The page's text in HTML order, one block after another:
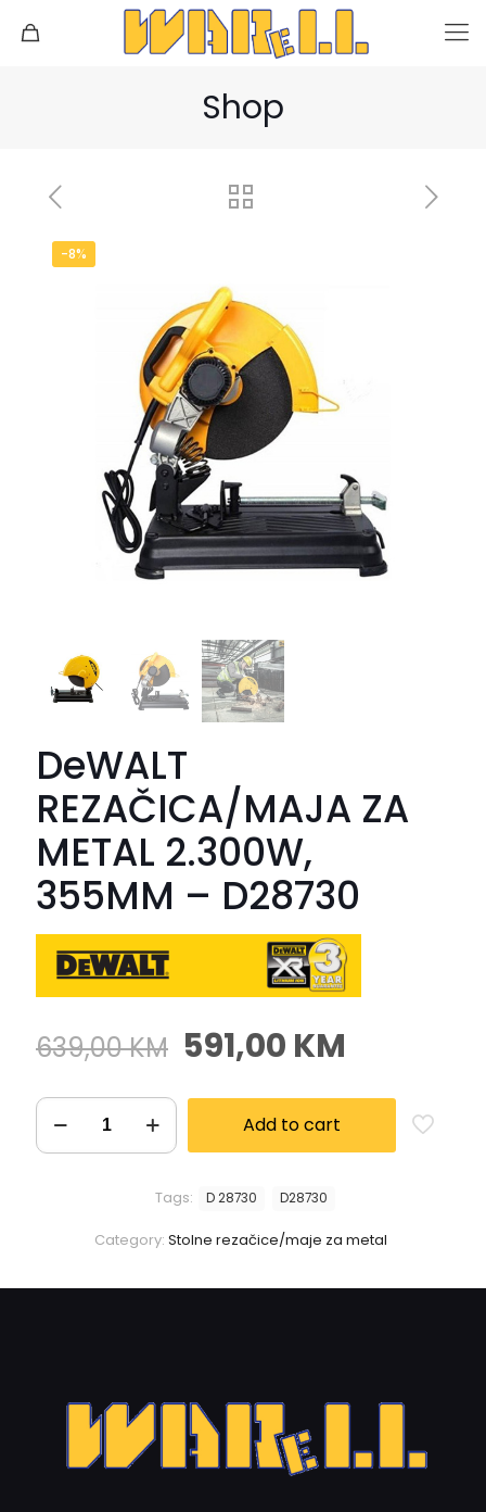
Shop
-8%
DeWALT
REZAČICA/MAJA ZA
METAL 2.300W,
355MM – D28730
639,00KM 591,00 KM
Add to cart
Category: Stolne rezačice/maje za metal
Tags: D 28730 D28730